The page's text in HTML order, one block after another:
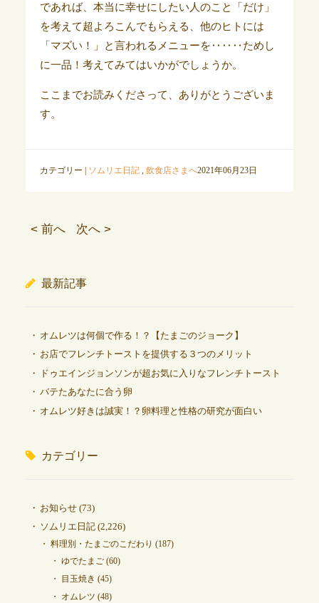
であれば、本当に幸せにしたい人のこと「だけ」
を考えて超よろこんでもらえる、他のヒトには
「マズい！」と言われるメニューを‥‥‥ためし
に一品！考えてみてはいかがでしょうか。
ここまでお読みくださって、ありがとうございま
す。
カテゴリー | ソムリエ日記, 飲食店さまへ2021年06月23日
< 前へ 次へ >
最新記事
オムレツは何個で作る！？【たまごのジョーク】
お店でフレンチトーストを提供する３つのメリット
ドゥエインジョンソンが超お気に入りなフレンチトースト
バテたあなたに合う卵
オムレツ好きは誠実！？卵料理と性格の研究が面白い
カテゴリー
お知らせ(73)
ソムリエ日記(2,226)
料理別・たまごのこだわり (187)
ゆでたまご(60)
目玉焼き (45)
オムレツ (48)